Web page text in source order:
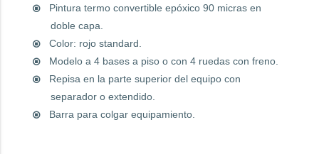
Pintura termo convertible epóxico 90 micras en
doble capa.
Color: rojo standard.
Modelo a 4 bases a piso o con 4 ruedas con freno.
Repisa en la parte superior del equipo con
separador o extendido.
Barra para colgar equipamiento.